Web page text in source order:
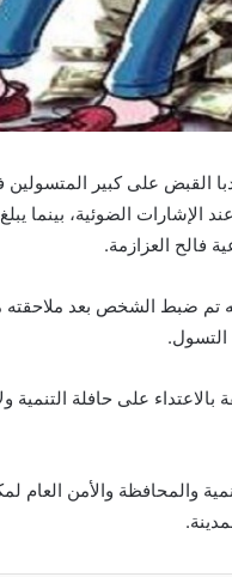
على كبير المتسولين
فالح العزازمة.
تم ضبط الشخص بعد ملاحقته
التسول.
على حافلة التنمية
والمحافظة والأمن العام